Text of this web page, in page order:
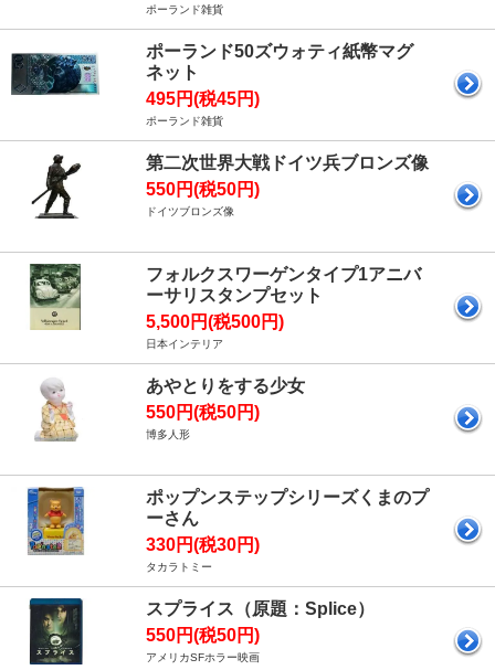
ポーランド雑貨
ポーランド50ズウォティ紙幣マグ
ネット
495円(税45円)
ポーランド雑貨
第二次世界大戦ドイツ兵ブロンズ像
550円(税50円)
ドイツブロンズ像
フォルクスワーゲンタイプ1アニバ
ーサリスタンプセット
5,500円(税500円)
日本インテリア
あやとりをする少女
550円(税50円)
博多人形
ポップンステップシリーズくまのプ
ーさん
330円(税30円)
タカラトミー
スプライス（原題：Splice）
550円(税50円)
アメリカSFホラー映画